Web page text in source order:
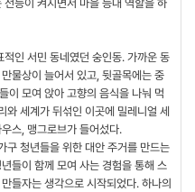
전등이 켜지면서 마을 등대 역할을 하
적인 서민 동네였던 숭인동. 가까운 동
물상이 늘어서 있고, 뒷골목에는 중
이 모여 앉아 고향의 음식을 나눠 먹
와 세계가 뒤섞인 이곳에 밀레니얼 세
스, 맹그로브가 들어섰다.
구 청년들을 위한 대안 주거를 만드는
들이 함께 모여 사는 경험을 통해 스
들자는 생각으로 시작되었다. 하나의